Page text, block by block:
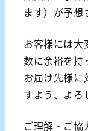
ます）が予想
お客様には大
数に余裕を持
お届け先様に
すよう、よろ
ご理解・ご協